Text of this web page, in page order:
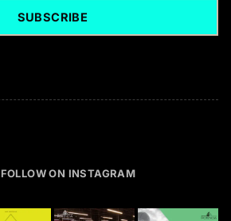
SUBSCRIBE
FOLLOW ON INSTAGRAM